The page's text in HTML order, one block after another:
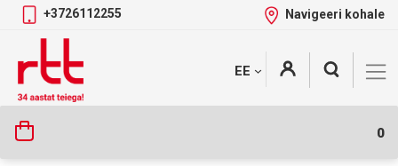
Skip
content
+3726112255 Navigeeri kohale
EE
0
Tootekategooriad +